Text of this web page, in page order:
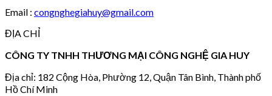
Email : congnghegiahuy@gmail.com
ĐỊA CHỈ
CÔNG TY TNHH THƯƠNG MẠI CÔNG NGHỆ GIA HUY
Địa chỉ: 182 Cộng Hòa, Phường 12, Quận Tân Bình, Thành phố
Hồ Chí Minh